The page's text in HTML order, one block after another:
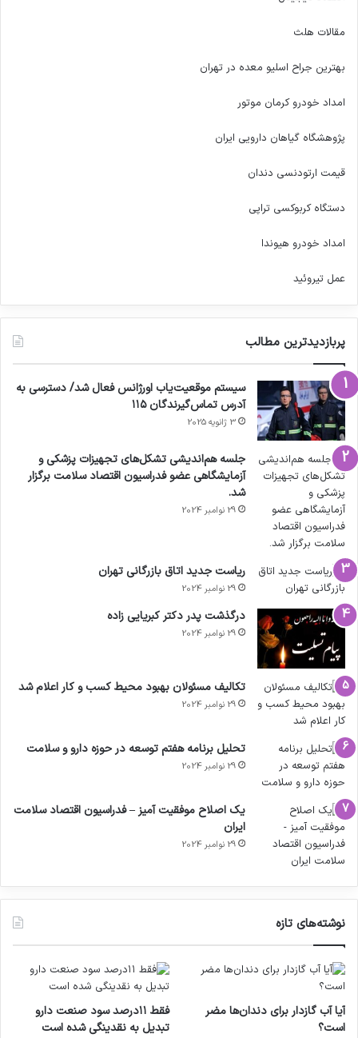
دسترسی به متخصص، پزشک خانواده را به انتخاب
اول هر خانواده ایرانی تبدیل کنیم.
منبع
مقالات هلث
بهترین جراح اسلیو معده در تهران
امداد خودرو کرمان موتور
پژوهشگاه گیاهان دارویی ایران
قیمت ارتودنسی دندان
دستگاه کربوکسی تراپی
امداد خودرو هیوندا
عمل تیروئید
پربازدیدترین مطالب
سیستم موقعیت‌یاب اورژانس فعال شد/ دسترسی به
آدرس تماس‌گیرندگان ۱۱۵
3 ژانویه 2025
جلسه هم‌اندیشی تشکل‌های تجهیزات پزشکی و
آزمایشگاهی عضو فدراسیون اقتصاد سلامت برگزار
شد.
29 نوامبر 2024
ریاست جدید اتاق بازرگانی تهران
29 نوامبر 2024
درگذشت پدر دکتر کبریایی زاده
29 نوامبر 2024
تکالیف مسئولان بهبود محیط کسب و کار اعلام شد
29 نوامبر 2024
تحلیل برنامه هفتم توسعه در حوزه دارو و سلامت
29 نوامبر 2024
یک اصلاح موفقیت آمیز – فدراسیون اقتصاد سلامت
ایران
29 نوامبر 2024
نوشته‌های تازه
آیا آب گازدار برای دندان‌ها مضر
است؟
فقط ۱۱‌درصد سود صنعت دارو
تبدیل به نقدینگی شده است